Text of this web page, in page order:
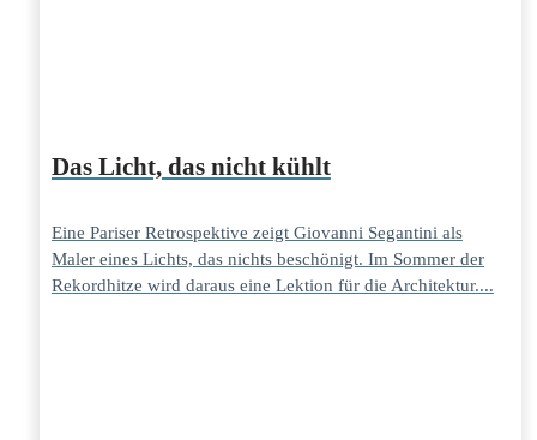
Das Licht, das nicht kühlt
Eine Pariser Retrospektive zeigt Giovanni Segantini als
Maler eines Lichts, das nichts beschönigt. Im Sommer der
Rekordhitze wird daraus eine Lektion für die Architektur....